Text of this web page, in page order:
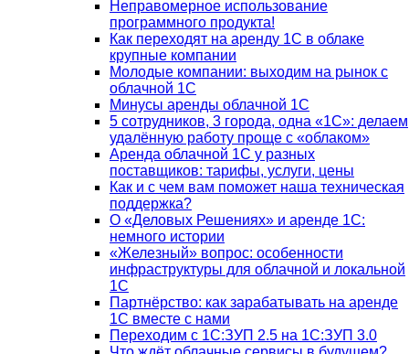
Неправомерное использование
программного продукта!
Как переходят на аренду 1С в облаке
крупные компании
Молодые компании: выходим на рынок с
облачной 1С
Минусы аренды облачной 1С
5 сотрудников, 3 города, одна «1С»: делаем
удалённую работу проще с «облаком»
Аренда облачной 1С у разных
поставщиков: тарифы, услуги, цены
Как и с чем вам поможет наша техническая
поддержка?
О «Деловых Решениях» и аренде 1С:
немного истории
«Железный» вопрос: особенности
инфраструктуры для облачной и локальной
1С
Партнёрство: как зарабатывать на аренде
1С вместе с нами
Переходим с 1С:ЗУП 2.5 на 1С:ЗУП 3.0